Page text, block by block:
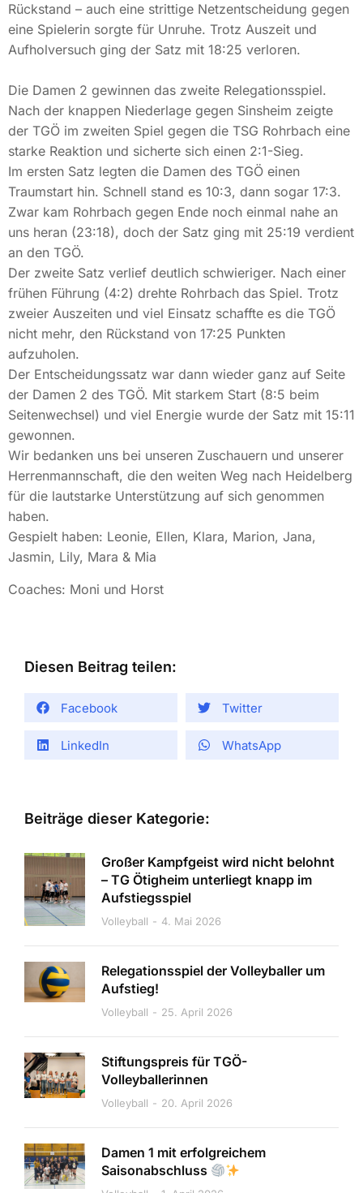
Rückstand – auch eine strittige Netzentscheidung gegen
eine Spielerin sorgte für Unruhe. Trotz Auszeit und
Aufholversuch ging der Satz mit 18:25 verloren.
Die Damen 2 gewinnen das zweite Relegationsspiel.
Nach der knappen Niederlage gegen Sinsheim zeigte
der TGÖ im zweiten Spiel gegen die TSG Rohrbach eine
starke Reaktion und sicherte sich einen 2:1-Sieg.
Im ersten Satz legten die Damen des TGÖ einen
Traumstart hin. Schnell stand es 10:3, dann sogar 17:3.
Zwar kam Rohrbach gegen Ende noch einmal nahe an
uns heran (23:18), doch der Satz ging mit 25:19 verdient
an den TGÖ.
Der zweite Satz verlief deutlich schwieriger. Nach einer
frühen Führung (4:2) drehte Rohrbach das Spiel. Trotz
zweier Auszeiten und viel Einsatz schaffte es die TGÖ
nicht mehr, den Rückstand von 17:25 Punkten
aufzuholen.
Der Entscheidungssatz war dann wieder ganz auf Seite
der Damen 2 des TGÖ. Mit starkem Start (8:5 beim
Seitenwechsel) und viel Energie wurde der Satz mit 15:11
gewonnen.
Wir bedanken uns bei unseren Zuschauern und unserer
Herrenmannschaft, die den weiten Weg nach Heidelberg
für die lautstarke Unterstützung auf sich genommen
haben.
Gespielt haben: Leonie, Ellen, Klara, Marion, Jana,
Jasmin, Lily, Mara & Mia
Coaches: Moni und Horst
Diesen Beitrag teilen:
Facebook Twitter
LinkedIn WhatsApp
Beiträge dieser Kategorie:
Großer Kampfgeist wird nicht belohnt
– TG Ötigheim unterliegt knapp im
Aufstiegsspiel
Volleyball 4. Mai 2026
Relegationsspiel der Volleyballer um
Aufstieg!
Volleyball 25. April 2026
Stiftungspreis für TGÖ-
Volleyballerinnen
Volleyball 20. April 2026
Damen 1 mit erfolgreichem
Saisonabschluss